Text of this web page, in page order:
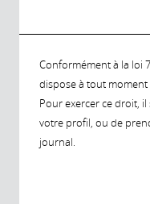
Conformément à la loi
dispose à tout
Pour exercer ce droit,
votre profil, ou de
journal.